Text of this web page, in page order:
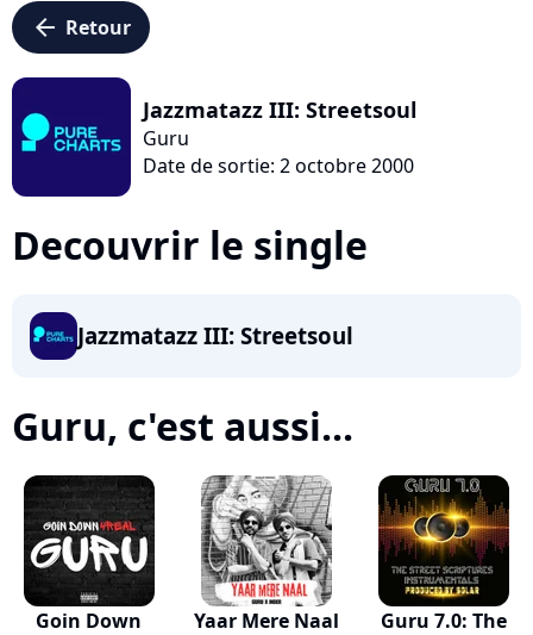
arrow_left Retour
Jazzmatazz III: Streetsoul
Guru
Date de sortie: 2 octobre 2000
Decouvrir le single
Jazzmatazz III: Streetsoul
Guru, c'est aussi...
Goin Down
Yaar Mere Naal
Guru 7.0: The